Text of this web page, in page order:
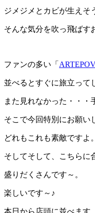
ジメジメとカビが生えそ
そんな気分を吹っ飛ばす
ファンの多い「
並べるとすぐに旅立って
また見れなかった・・・
そこで今回特別にお願い
どれもこれも素敵ですよ。
そしてそして、こちらに
盛りだくさんです～。
楽しいです～♪